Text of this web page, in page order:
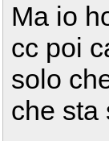
Ma io
cc poi
solo
che sta